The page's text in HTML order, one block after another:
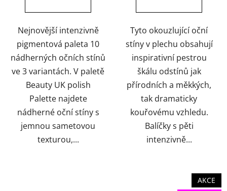
hvězdiček.
Nejnovější intenzivně
pigmentová paleta 10
nádherných očních stínů
ve 3 variantách. V paletě
Beauty UK polish
Palette najdete
nádherné oční stíny s
jemnou sametovou
texturou,...
hvězdiček.
Tyto okouzlující oční
stíny v plechu obsahují
inspirativní pestrou
škálu odstínů jak
přírodních a měkkých,
tak dramaticky
kouřovému vzhledu.
Balíčky s pěti
intenzivně...
AKCE